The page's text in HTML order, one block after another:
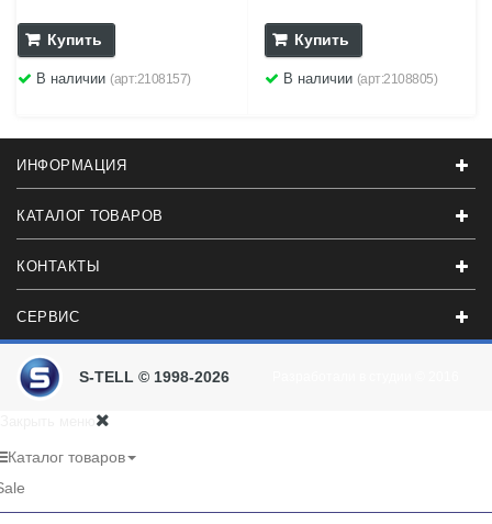
Купить
В наличии (арт:2108157)
Купить
В наличии (арт:2108805)
ИНФОРМАЦИЯ
КАТАЛОГ ТОВАРОВ
КОНТАКТЫ
СЕРВИС
S-TELL © 1998-2026
Каталог товаров